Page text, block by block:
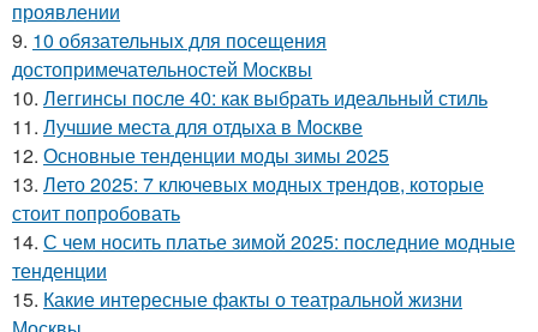
проявлении
9. 10 обязательных для посещения
достопримечательностей Москвы
10. Леггинсы после 40: как выбрать идеальный стиль
11. Лучшие места для отдыха в Москве
12. Основные тенденции моды зимы 2025
13. Лето 2025: 7 ключевых модных трендов, которые
стоит попробовать
14. С чем носить платье зимой 2025: последние модные
тенденции
15. Какие интересные факты о театральной жизни